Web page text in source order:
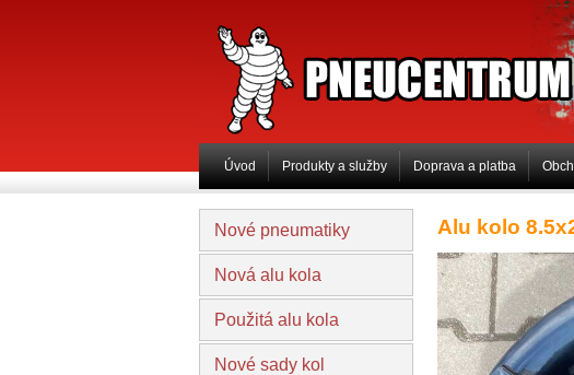
PNEUCENTRUM
Úvod Produkty a služby Doprava a platba
Nové pneumatiky
Nová alu kola
Použitá alu kola
Nové sady kol
Alu kolo